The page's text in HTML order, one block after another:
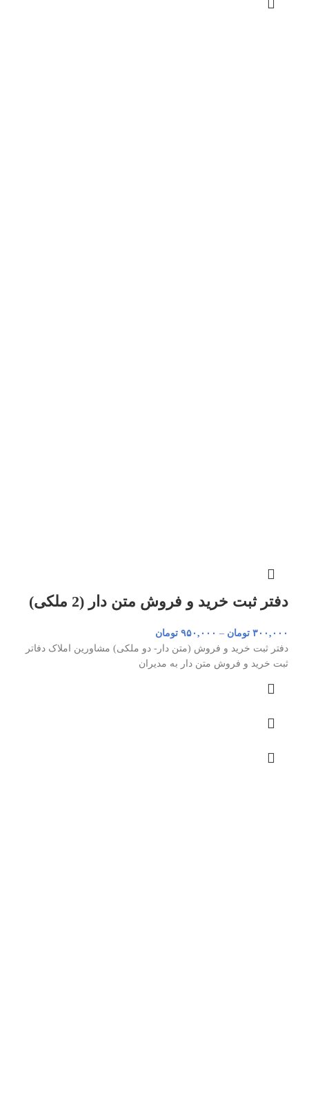
دفتر ثبت خرید و فروش متن دار (2 ملکی)
۳۰۰,۰۰۰ تومان – ۹۵۰,۰۰۰ تومان
دفتر ثبت خرید و فروش (متن دار- دو ملکی) مشاورین املاک دفاتر
ثبت خرید و فروش متن دار به مدیران